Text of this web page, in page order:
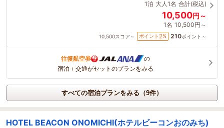
1泊 大人1名 合計(税込)
10,500円～
1名 10,500円～
10,500スコア～ ポイント 2% 210ポイント～
往復航空券
の
宿泊＋交通がセットのプランをみる
すべての宿泊プランをみる（9件）
HOTEL BEACON ONOMICHI(ホテルビーコンおのみち)